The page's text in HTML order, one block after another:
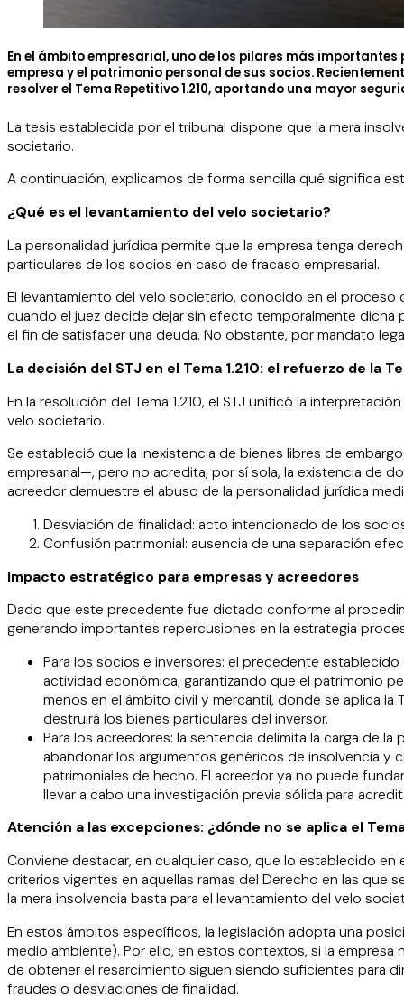
En el ámbito empresarial, uno de los pilares más
empresa y el patrimonio personal de sus socios.
resolver el Tema Repetitivo 1.210, aportando una mayor
La tesis establecida por el tribunal dispone que la mera
societario.
A continuación, explicamos de forma sencilla qué significa
¿Qué es el levantamiento del velo societario?
La personalidad jurídica permite que la empresa tenga
particulares de los socios en caso de fracaso empresarial.
El levantamiento del velo societario, conocido en el
cuando el juez decide dejar sin efecto temporalmente
el fin de satisfacer una deuda. No obstante, por mandato
La decisión del STJ en el Tema 1.210: el refuerzo de la
En la resolución del Tema 1.210, el STJ unificó la
velo societario.
Se estableció que la inexistencia de bienes libres de
empresarial—, pero no acredita, por sí sola, la existencia de
acreedor demuestre el abuso de la personalidad jurídica
Desviación de finalidad: acto intencionado de los
Confusión patrimonial: ausencia de una separación
Impacto estratégico para empresas y acreedores
Dado que este precedente fue dictado conforme al
generando importantes repercusiones en la estrategia
Para los socios e inversores: el precedente
actividad económica, garantizando que el patrimonio
menos en el ámbito civil y mercantil, donde se aplica
destruirá los bienes particulares del inversor.
Para los acreedores: la sentencia delimita la carga de
abandonar los argumentos genéricos de insolvencia
patrimoniales de hecho. El acreedor ya no puede
llevar a cabo una investigación previa sólida para
Atención a las excepciones: ¿dónde no se aplica el
Conviene destacar, en cualquier caso, que lo establecido en
criterios vigentes en aquellas ramas del Derecho en las que
la mera insolvencia basta para el levantamiento del velo
En estos ámbitos específicos, la legislación adopta una
medio ambiente). Por ello, en estos contextos, si la
de obtener el resarcimiento siguen siendo suficientes para
fraudes o desviaciones de finalidad.